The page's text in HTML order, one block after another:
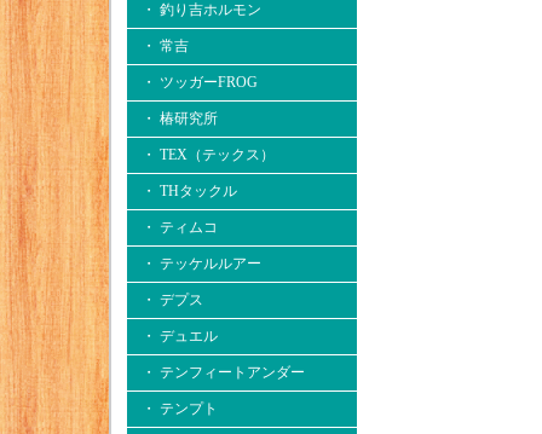
・ 釣り吉ホルモン
・ 常吉
・ ツッガーFROG
・ 椿研究所
・ TEX（テックス）
・ THタックル
・ ティムコ
・ テッケルルアー
・ デプス
・ デュエル
・ テンフィートアンダー
・ テンプト